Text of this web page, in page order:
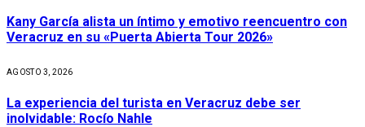
Kany García alista un íntimo y emotivo reencuentro con
Veracruz en su «Puerta Abierta Tour 2026»
AGOSTO 3, 2026
La experiencia del turista en Veracruz debe ser
inolvidable: Rocío Nahle